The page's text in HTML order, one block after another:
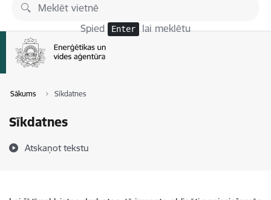
Pāriet uz lapas saturu
Spied Enter lai meklētu
Sākums Sīkdatnes
Sīkdatnes
Atskaņot tekstu